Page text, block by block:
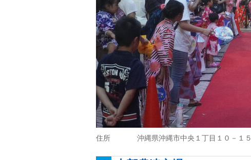
住所 沖縄県沖縄市中央１丁目１０－１５